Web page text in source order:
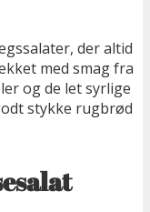
der altid
med smag fra
og de let syrlige
stykke rugbrød